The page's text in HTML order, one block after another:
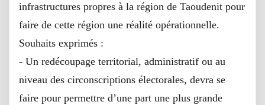
infrastructures propres à la région de Taoudenit pour
faire de cette région une réalité opérationnelle.
Souhaits exprimés :
- Un redécoupage territorial, administratif ou au
niveau des circonscriptions électorales, devra se
faire pour permettre d’une part une plus grande